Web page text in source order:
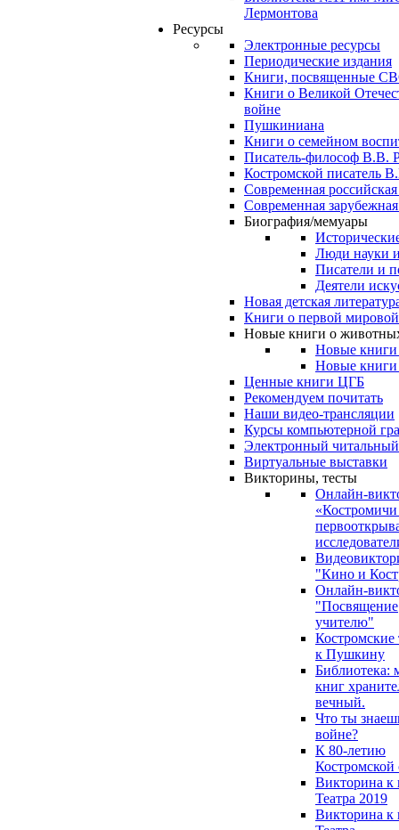
Лермонтова
Ресурсы
Электронные ресурсы
Периодические издания
Книги, посвященные
Книги о Великой
войне
Пушкиниана
Книги о семейном
Писатель-философ В.В.
Костромской писатель
Современная российская
Современная
Биография/мемуары
Люди науки
Писатели и
Деятели
Новая детская
Книги о первой
Новые книги о
Новые книги
Новые книги
Ценные книги ЦГБ
Рекомендуем почитать
Наши видео-трансляции
Курсы компьютерной
Электронный читальный
Виртуальные выставки
Викторины, тесты
Онлайн-
"Кино и
Онлайн-
"Посвящение
учителю"
к Пушкину
Библиотека:
книг
вечный.
Что ты
войне?
К 80-летию
Костромской
Викторина к
Театра 2019
Викторина к